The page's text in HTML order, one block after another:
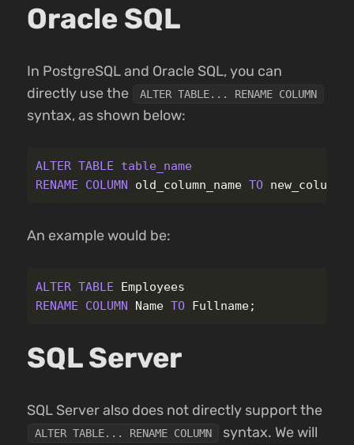
Oracle SQL
In PostgreSQL and Oracle SQL, you can
directly use the
ALTER TABLE... RENAME COLUMN
syntax, as shown below:
ALTER TABLE
table_name
RENAME
COLUMN old_column_name TO
An example would be:
ALTER TABLE
Employees
RENAME
COLUMN Name TO Fullname;
SQL Server
SQL Server also does not directly support the
ALTER TABLE... RENAME COLUMN
syntax. We will